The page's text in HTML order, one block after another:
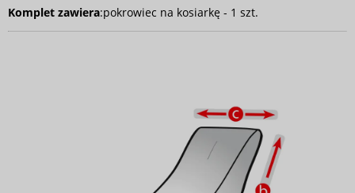
Komplet zawiera:pokrowiec na kosiarkę - 1 szt.